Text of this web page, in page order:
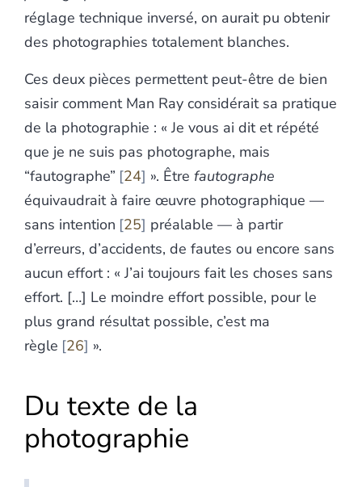
réglage technique inversé, on aurait pu obtenir
des photographies totalement blanches.
Ces deux pièces permettent peut-être de bien
saisir comment Man Ray considérait sa pratique
de la photographie : « Je vous ai dit et répété
que je ne suis pas photographe, mais
“fautographe” 24 ». Être fautographe
équivaudrait à faire œuvre photographique —
sans intention 25 préalable — à partir
d’erreurs, d’accidents, de fautes ou encore sans
aucun effort : « J’ai toujours fait les choses sans
effort. […] Le moindre effort possible, pour le
plus grand résultat possible, c’est ma
règle 26 ».
Du texte de la
photographie